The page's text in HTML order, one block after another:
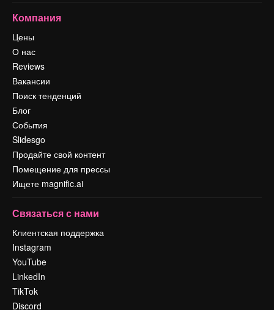
Компания
Цены
О нас
Reviews
Вакансии
Поиск тенденций
Блог
События
Slidesgo
Продайте свой контент
Помещение для прессы
Ищете magnific.ai
Связаться с нами
Клиентская поддержка
Instagram
YouTube
LinkedIn
TikTok
Discord